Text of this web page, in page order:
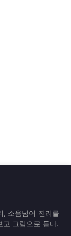
소음넘어 진리를
고 그림으로 듣다.